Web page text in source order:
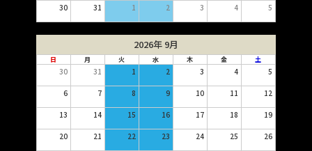
30 31 1 2 3 4 5
2026年 9月
日 月 火 水 木 金 土
30 31 1 2 3 4 5
6 7 8 9 10 11 12
13 14 15 16 17 18 19
20 21 22 23 24 25 26